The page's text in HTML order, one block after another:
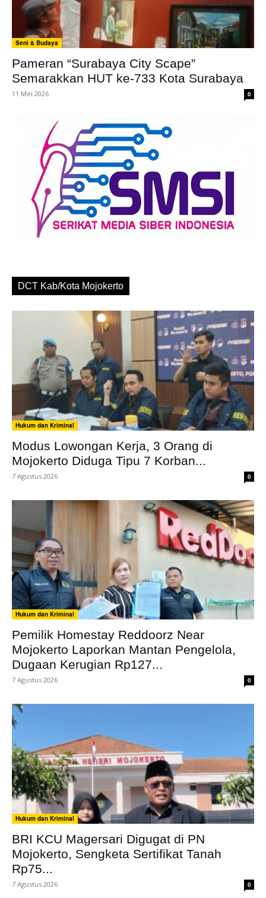
Seni & Budaya
Pameran “Surabaya City Scape”
Semarakkan HUT ke-733 Kota Surabaya
11 Mei 2026 0
DCT Kab/Kota Mojokerto
Hukum dan Kriminal
Modus Lowongan Kerja, 3 Orang di
Mojokerto Diduga Tipu 7 Korban...
7 Agustus 2026 0
Hukum dan Kriminal
Pemilik Homestay Reddoorz Near
Mojokerto Laporkan Mantan Pengelola,
Dugaan Kerugian Rp127...
7 Agustus 2026 0
Hukum dan Kriminal
BRI KCU Magersari Digugat di PN
Mojokerto, Sengketa Sertifikat Tanah
Rp75...
7 Agustus 2026 0